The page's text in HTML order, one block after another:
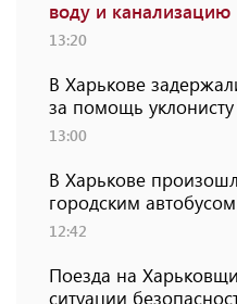
воду и канализацию
13:20
В Харькове
за помощь уклонисту
13:00
В Харькове
городским автобусом
12:42
Поезда на
ситуации